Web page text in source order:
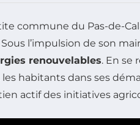
commune du Pas-de-
Sous l’impulsion de son
renouvelables. En se
habitants dans ses
actif des initiatives